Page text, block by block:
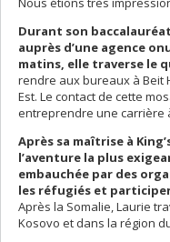
Durant son
auprès d’une agence
matins, elle traverse le
rendre aux bureaux à Beit
Est. Le contact de cette
entreprendre une carrière
Après sa maîtrise à
l’aventure la plus
embauchée par des
les réfugiés et
Après la Somalie, Laurie
Kosovo et dans la région